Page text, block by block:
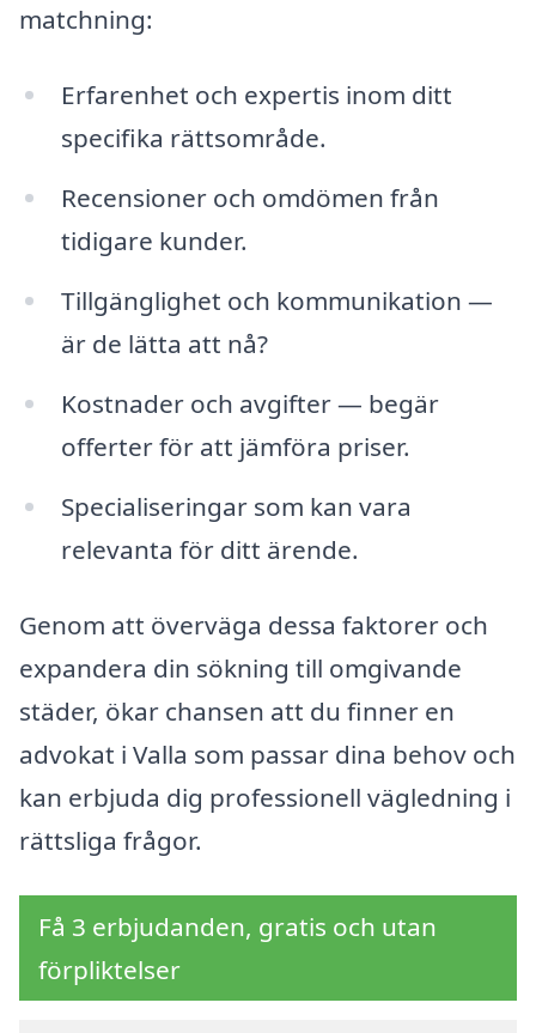
matchning:
Erfarenhet och expertis inom ditt
specifika rättsområde.
Recensioner och omdömen från
tidigare kunder.
Tillgänglighet och kommunikation —
är de lätta att nå?
Kostnader och avgifter — begär
offerter för att jämföra priser.
Specialiseringar som kan vara
relevanta för ditt ärende.
Genom att överväga dessa faktorer och
expandera din sökning till omgivande
städer, ökar chansen att du finner en
advokat i Valla som passar dina behov och
kan erbjuda dig professionell vägledning i
rättsliga frågor.
Få 3 erbjudanden, gratis och utan
förpliktelser